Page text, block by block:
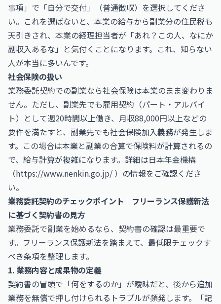
事項」で「自分で交付」（普通徴収）を選択してくださ
い。これを選ばないと、本業の給与から副業分の住民税も
天引きされ、本業の経理担当者が「あれ？この人、なにか
副収入あるな」と気付くことになります。これ、知らない
人が本当に多いんです。
社会保険の扱い
業務委託契約での副業なら社会保険は本業のまま変わりま
せん。ただし、副業先でも雇用契約（パート・アルバイ
ト）として週20時間以上働き、月収88,000円以上などの
要件を満たすと、副業先でも社会保険加入義務が発生しま
す。この場合は本業と副業の合算で保険料が計算されるの
で、給与計算が複雑になります。詳細は日本年金機構
（https://www.nenkin.go.jp/ ）の情報をご確認くださ
い。
業務委託契約のチェックポイント｜フリーランス保護新法
に基づく契約書の見方
業務委託で副業を始めるなら、契約書の確認は最重要で
す。フリーランス保護新法を踏まえて、最低限チェックす
べき条項を整理します。
1. 業務内容と成果物の定義
契約書の冒頭で「何をするのか」が曖昧だと、後から追加
業務を無償で押し付けられるトラブルが頻発します。「記